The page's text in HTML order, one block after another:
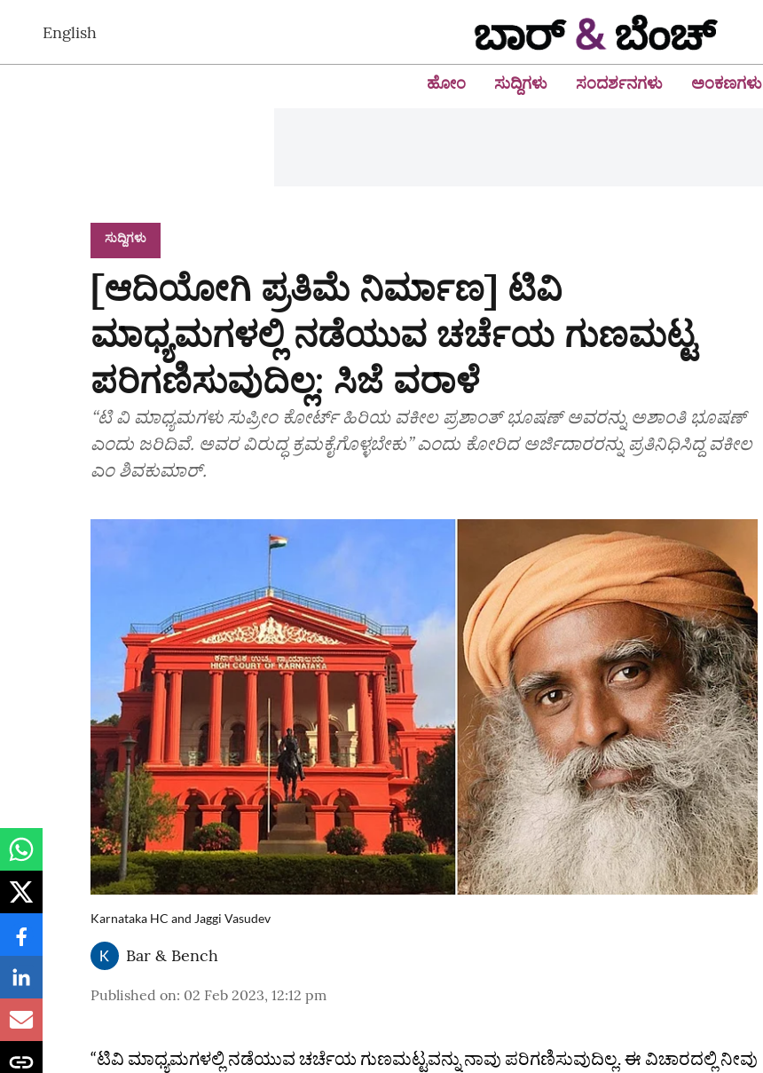
English
ಹೋಂ ಸುದ್ದಿಗಳು ಸಂದರ್ಶನಗಳು ಅಂಕಣಗಳು
ಸುದ್ದಿಗಳು
[ಆದಿಯೋಗಿ ಪ್ರತಿಮೆ ನಿರ್ಮಾಣ] ಟಿವಿ
ಮಾಧ್ಯಮಗಳಲ್ಲಿ ನಡೆಯುವ ಚರ್ಚೆಯ ಗುಣಮಟ್ಟ
ಪರಿಗಣಿಸುವುದಿಲ್ಲ: ಸಿಜೆ ವರಾಳೆ
“ಟಿ ವಿ ಮಾಧ್ಯಮಗಳು ಸುಪ್ರೀಂ ಕೋರ್ಟ್‌ ಹಿರಿಯ ವಕೀಲ ಪ್ರಶಾಂತ್‌ ಭೂಷಣ್‌ ಅವರನ್ನು ಅಶಾಂತಿ ಭೂಷಣ್‌
ಎಂದು ಜರಿದಿವೆ. ಅವರ ವಿರುದ್ಧ ಕ್ರಮಕೈಗೊಳ್ಳಬೇಕು” ಎಂದು ಕೋರಿದ ಅರ್ಜಿದಾರರನ್ನು ಪ್ರತಿನಿಧಿಸಿದ್ದ ವಕೀಲ
ಎಂ ಶಿವಕುಮಾರ್‌.
Karnataka HC and Jaggi Vasudev
Bar & Bench
Published on: 02 Feb 2023, 12:12 pm
“ಟಿವಿ ಮಾಧ್ಯಮಗಳಲ್ಲಿ ನಡೆಯುವ ಚರ್ಚೆಯ ಗುಣಮಟ್ಟವನ್ನು ನಾವು ಪರಿಗಣಿಸುವುದಿಲ್ಲ. ಈ ವಿಚಾರದಲ್ಲಿ ನೀವು